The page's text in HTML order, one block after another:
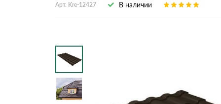
Акции
Отзывы
Документы
Арт. Kre-12427 В наличии